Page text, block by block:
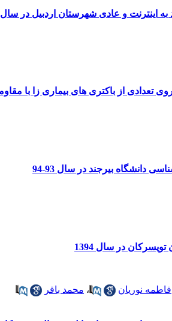
اینترنت و عادی شهرستان اردبیل در سال 1393
بیرجند در سال 93-94
در سال 1394
فاطمه نوریان ، محمد باقر